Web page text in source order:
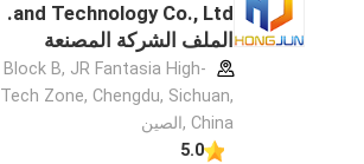
and Technology Co., Ltd.
الملف الشركة المصنعة
Block B, JR Fantasia High-
Tech Zone, Chengdu, Sichuan,
China ,الصين
5.0